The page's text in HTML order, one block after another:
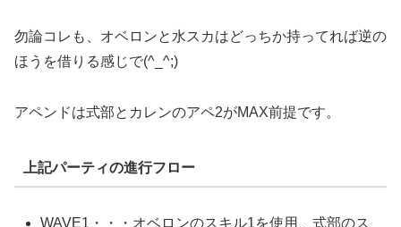
勿論コレも、オベロンと水スカはどっちか持ってれば逆の
ほうを借りる感じで(^_^;)
アペンドは式部とカレンのアペ2がMAX前提です。
上記パーティの進行フロー
WAVE1・・・オベロンのスキル1を使用、式部のス